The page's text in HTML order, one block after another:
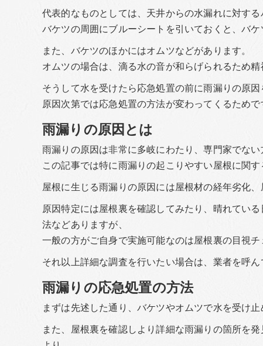
代表的なものとしては、天井からの水漏れに対する
バケツの周囲にブルーシートを引いておくと、バ
また、バケツのほかにはオムツなどがあります。
オムツの場合は、滴る水の音が和らげられるため
そうして水を受けたら応急処置の前に雨漏りの原因
原因次第では応急処置の方法が変わってくるためで
雨漏りの原因とは
雨漏りの原因は非常に多岐にわたり、専門家でな
この記事では特に雨漏りの起こりやすい屋根に関
屋根に生じる雨漏りの原因には屋根材の経年劣化
原因特定には屋根裏を確認してみたり、晴れてい
法などありますが、
一般の方がご自身で実施可能なのは屋根裏の目視チ
それ以上詳細な調査を行いたい場合は、業者を呼ん
雨漏りの応急処置の方法
まずは先述した通り、バケツやオムツで水を受け止
また、屋根裏を確認しより詳細な雨漏りの箇所を